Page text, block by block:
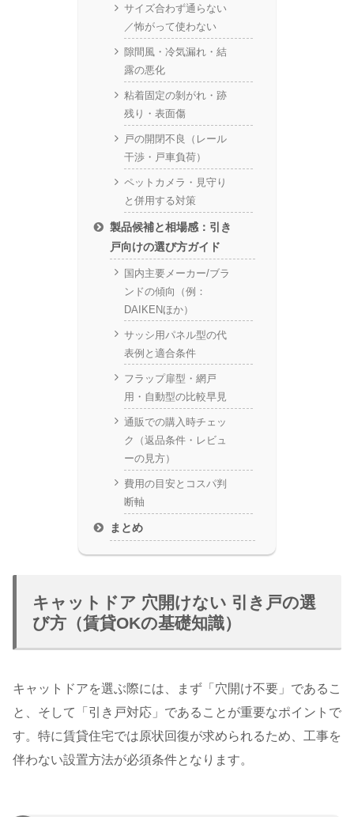
サイズ合わず通らない
／怖がって使わない
隙間風・冷気漏れ・結
露の悪化
粘着固定の剝がれ・跡
残り・表面傷
戸の開閉不良（レール
干渉・戸車負荷）
ペットカメラ・見守り
と併用する対策
製品候補と相場感：引き
戸向けの選び方ガイド
国内主要メーカー/ブラ
ンドの傾向（例：
DAIKENほか）
サッシ用パネル型の代
表例と適合条件
フラップ扉型・網戸
用・自動型の比較早見
通販での購入時チェッ
ク（返品条件・レビュ
ーの見方）
費用の目安とコスパ判
断軸
まとめ
キャットドア 穴開けない 引き戸の選
び方（賃貸OKの基礎知識）
キャットドアを選ぶ際には、まず「穴開け不要」であるこ
と、そして「引き戸対応」であることが重要なポイントで
す。特に賃貸住宅では原状回復が求められるため、工事を
伴わない設置方法が必須条件となります。